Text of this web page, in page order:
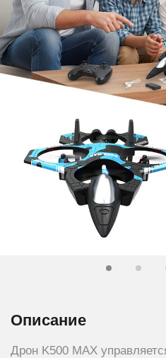
Описание
Дрон K500 MAX